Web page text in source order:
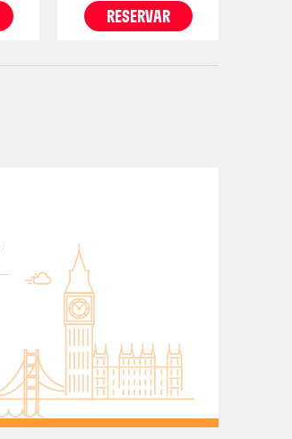
RESERVAR